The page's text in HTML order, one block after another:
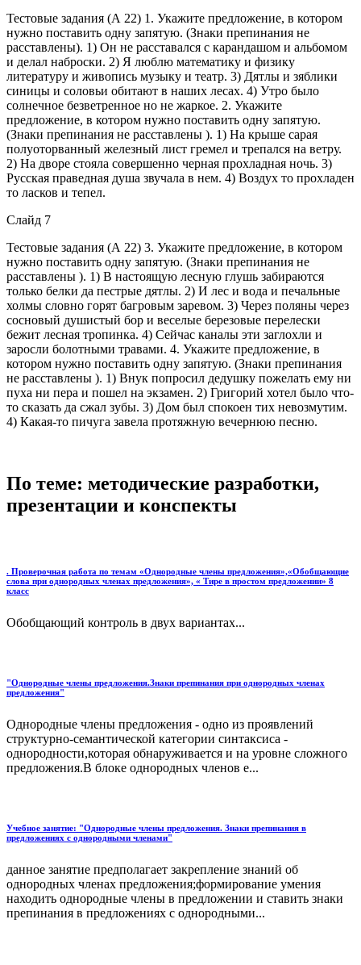
Тестовые задания (А 22) 1. Укажите предложение, в котором
нужно поставить одну запятую. (Знаки препинания не
расставлены). 1) Он не расставался с карандашом и альбомом
и делал наброски. 2) Я люблю математику и физику
литературу и живопись музыку и театр. 3) Дятлы и зяблики
синицы и соловьи обитают в наших лесах. 4) Утро было
солнечное безветренное но не жаркое. 2. Укажите
предложение, в котором нужно поставить одну запятую.
(Знаки препинания не расставлены ). 1) На крыше сарая
полуоторванный железный лист гремел и трепался на ветру.
2) На дворе стояла совершенно черная прохладная ночь. 3)
Русская праведная душа звучала в нем. 4) Воздух то прохладен
то ласков и тепел.
Слайд 7
Тестовые задания (А 22) 3. Укажите предложение, в котором
нужно поставить одну запятую. (Знаки препинания не
расставлены ). 1) В настоящую лесную глушь забираются
только белки да пестрые дятлы. 2) И лес и вода и печальные
холмы словно горят багровым заревом. 3) Через поляны через
сосновый душистый бор и веселые березовые перелески
бежит лесная тропинка. 4) Сейчас каналы эти заглохли и
заросли болотными травами. 4. Укажите предложение, в
котором нужно поставить одну запятую. (Знаки препинания
не расставлены ). 1) Внук попросил дедушку пожелать ему ни
пуха ни пера и пошел на экзамен. 2) Григорий хотел было что-
то сказать да сжал зубы. 3) Дом был спокоен тих невозмутим.
4) Какая-то пичуга завела протяжную вечернюю песню.
По теме: методические разработки,
презентации и конспекты
. Проверочная работа по темам «Однородные члены предложения»,«Обобщающие
слова при однородных членах предложения», « Тире в простом предложении» 8
класс
Обобщающий контроль в двух вариантах...
"Однородные члены предложения.Знаки препинания при однородных членах
предложения"
Однородные члены предложения - одно из проявлений
структурно-семантической категории синтаксиса -
однородности,которая обнаруживается и на уровне сложного
предложения.В блоке однородных членов е...
Учебное занятие: "Однородные члены предложения. Знаки препинания в
предложениях с однородными членами"
данное занятие предполагает закрепление знаний об
однородных членах предложения;формирование умения
находить однородные члены в предложении и ставить знаки
препинания в предложениях с однородными...